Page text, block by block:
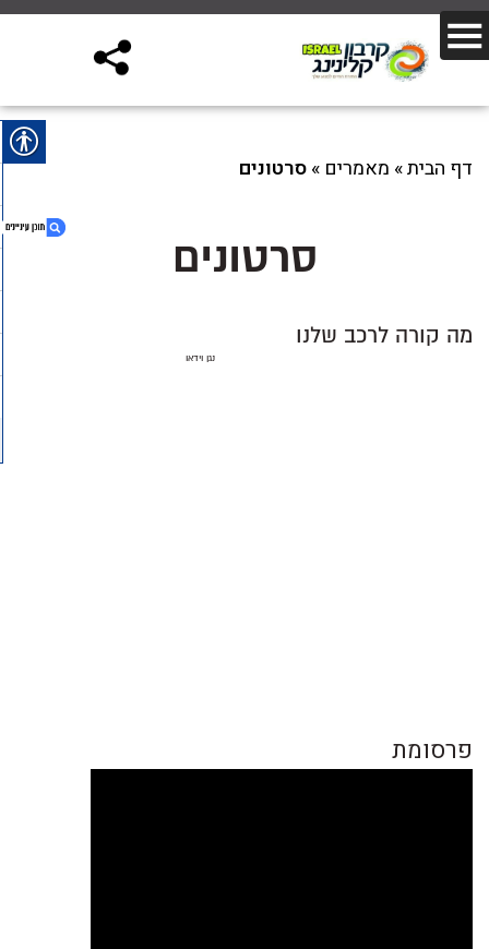
2. מה קורה לרכב שלנו
דף הבית» מאמרים »סרטונים
סרטונים
מה קורה לרכב שלנו
נגן וידאו
פרסומת